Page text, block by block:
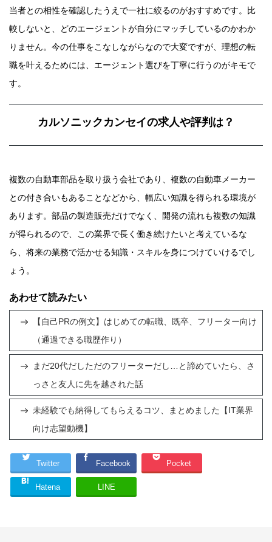
当者との相性を確認したうえで一社に絞るのがおすすめです。比
較しないと、どのエージェントが自分にマッチしているのかわか
りません。今の仕事をこなしながらなので大変ですが、理想の転
職を叶えるためには、エージェント選びを丁寧に行うのがキモで
す。
カルソニックカンセイの求人や評判は？
複数の自動車部品を取り扱う会社であり、複数の自動車メーカー
との付き合いもあることなどから、幅広い知識を得られる環境が
あります。部品の製造販売だけでなく、開発の流れも複数の知識
が得られるので、この業界で長く働き続けたいと考えているな
ら、将来の業務で活かせる知識・スキルを身につけていけるでし
ょう。
あわせて読みたい
【自己PRの例文】はじめての転職、既卒、フリーター向け
（通過できる職歴作り）
まだ20代だしただのフリーターだし…と諦めていたら、さ
っさと友人に先を越された話
未経験でも納得してもらえるコツ、まとめました【IT業界
向け志望動機】
Twitter Facebook Pocket
Hatena LINE